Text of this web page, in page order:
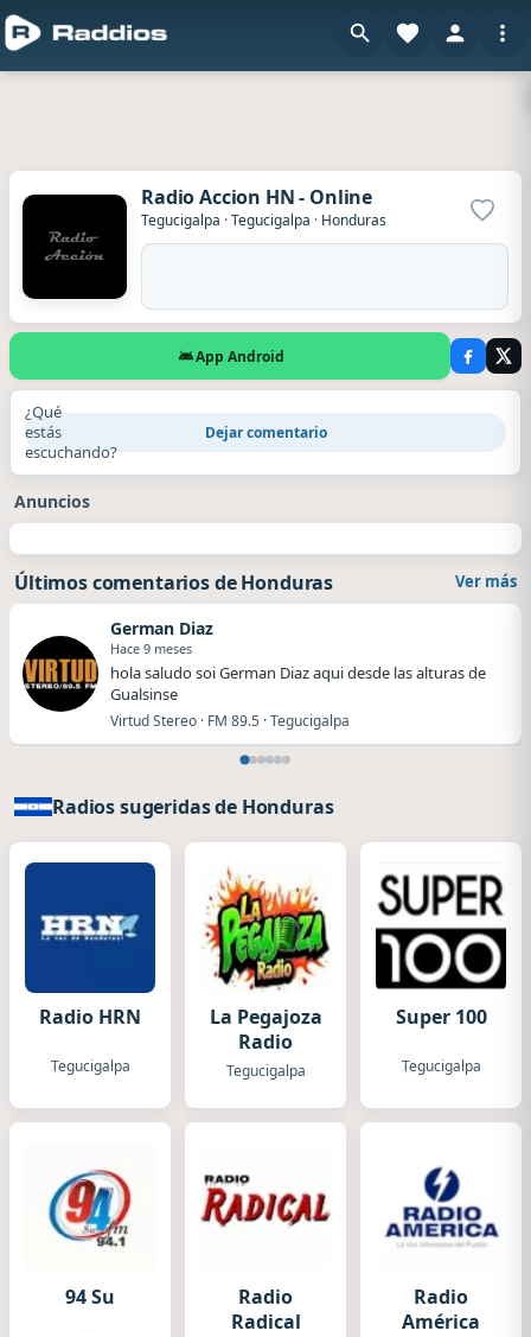
Radio Accion HN - Online
Tegucigalpa ·Tegucigalpa · Honduras
App Android
¿Qué
estás
escuchando?
Dejar comentario
Anuncios
Últimos comentarios de Honduras Ver más
German Diaz
Hace 9 meses
hola saludo soi German Diaz aqui desde las alturas de
Gualsinse
Virtud Stereo · FM 89.5 · Tegucigalpa
Radios sugeridas de Honduras
Radio HRN
Tegucigalpa
La Pegajoza
Radio
Tegucigalpa
Super 100
Tegucigalpa
94 Su
Radio
Radical
Radio
América